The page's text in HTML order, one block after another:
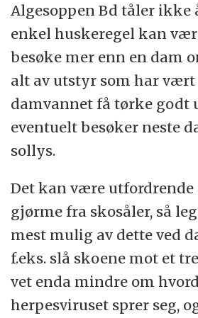
Algesoppen Bd tåler ikke
enkel huskeregel kan
besøke mer enn en dam
alt av utstyr som har
damvannet få tørke godt
eventuelt besøker neste
sollys.
Det kan være utfordrende
gjørme fra skosåler, så
mest mulig av dette ved
f.eks. slå skoene mot et
vet enda mindre om
herpesviruset sprer seg,